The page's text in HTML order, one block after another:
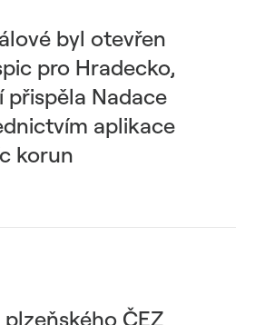
byl otevřen
pro Hradecko,
přispěla Nadace
aplikace
korun
ČEZ